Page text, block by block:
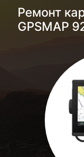
Ремонт
GPSMAP